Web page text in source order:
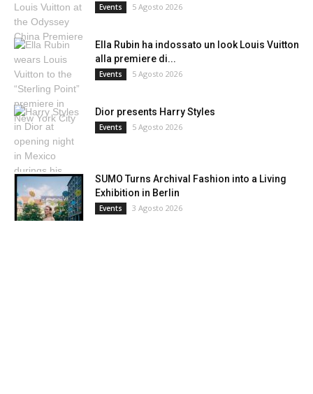
Events 5 Agosto 2026
Ella Rubin ha indossato un look Louis Vuitton
alla premiere di...
Events 5 Agosto 2026
Dior presents Harry Styles
Events 5 Agosto 2026
SUMO Turns Archival Fashion into a Living
Exhibition in Berlin
Events 3 Agosto 2026